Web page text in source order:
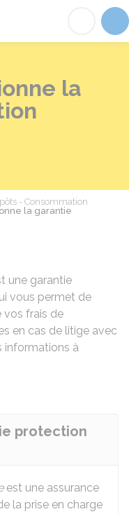
Fréville-du-
la
- Consommation
la garantie
une garantie
vous permet de
vos frais de
en cas de litige avec
informations à
protection
est une assurance
la prise en charge